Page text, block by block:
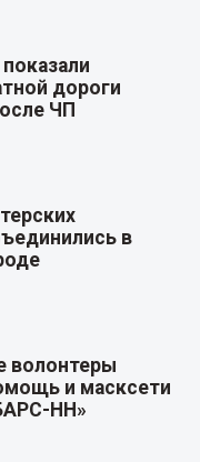
дороги
ЧП
в
волонтеры
и масксети
НН»